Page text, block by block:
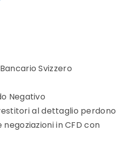
Svizzero
Negativo
al dettaglio perdono
in CFD con